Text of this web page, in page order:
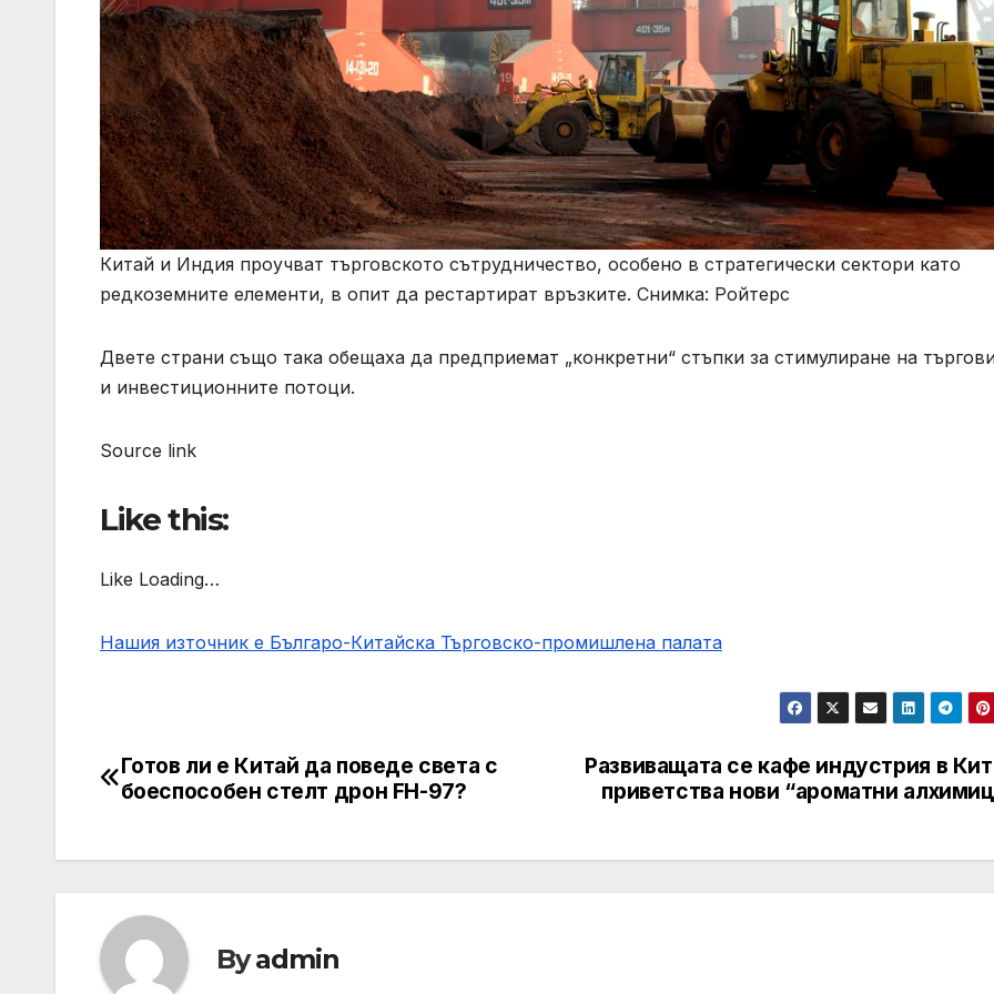
Китай и Индия проучват търговското сътрудничество, особено в стратегически сектори като
редкоземните елементи, в опит да рестартират връзките. Снимка: Ройтерс
Двете страни също така обещаха да предприемат „конкретни“ стъпки за стимулиране на
и инвестиционните потоци.
Source link
Like this:
Like Loading…
Нашия източник е Българо-Китайска Търговско-промишлена палaта
Post
Развиващата се кафе индустрия в
приветства нови “ароматни
Готов ли е Китай да поведе света с
боеспособен стелт дрон FH-97?
Byadmin